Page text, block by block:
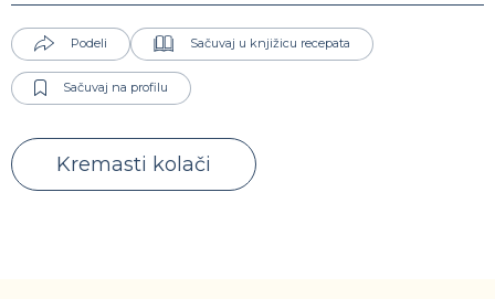
Podeli Sačuvaj u knjižicu recepata
Sačuvaj na profilu
Kremasti kolači